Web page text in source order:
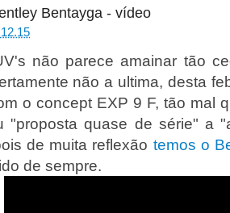
Bentayga - vídeo
não parece amainar tão
não a ultima, desta
o concept EXP 9 F, tão mal
"proposta quase de série" a
de muita reflexão temos o
de sempre.